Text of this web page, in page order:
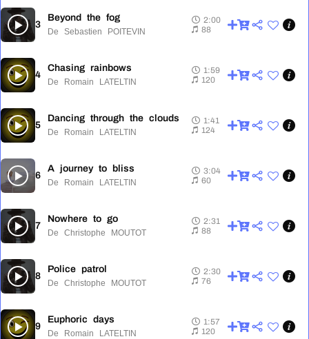
3
Beyond the fog
De Sebastien POITEVIN
2:00
2:00
88
4
Chasing rainbows
De Romain LATELTIN
1:59
1:59
120
5
Dancing through the clouds
De Romain LATELTIN
1:41
1:41
124
6
A journey to bliss
De Romain LATELTIN
3:04
3:04
60
7
Nowhere to go
De Christophe MOUTOT
2:31
2:31
88
8
Police patrol
De Christophe MOUTOT
2:30
2:30
76
9
Euphoric days
De Romain LATELTIN
1:57
1:57
120